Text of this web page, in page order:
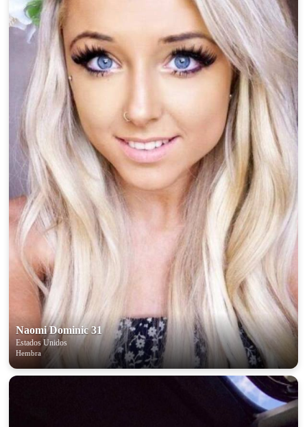
Naomi Dominic 31
Estados Unidos
Hembra